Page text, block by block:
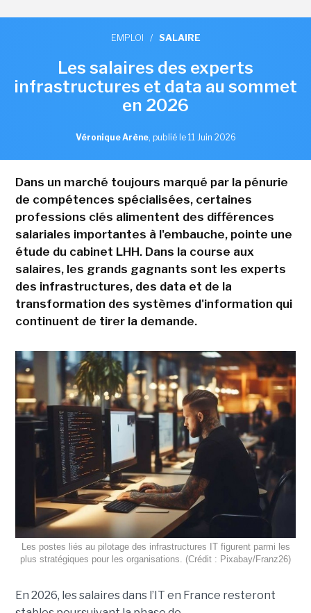
EMPLOI / SALAIRE
Les salaires des experts
infrastructures et data au sommet
en 2026
Véronique Arène, publié le 11 Juin 2026
Dans un marché toujours marqué par la pénurie
de compétences spécialisées, certaines
professions clés alimentent des différences
salariales importantes à l'embauche, pointe une
étude du cabinet LHH. Dans la course aux
salaires, les grands gagnants sont les experts
des infrastructures, des data et de la
transformation des systèmes d'information qui
continuent de tirer la demande.
Les postes liés au pilotage des infrastructures IT figurent parmi les
plus stratégiques pour les organisations. (Crédit : Pixabay/Franz26)
En 2026, les salaires dans l’IT en France resteront